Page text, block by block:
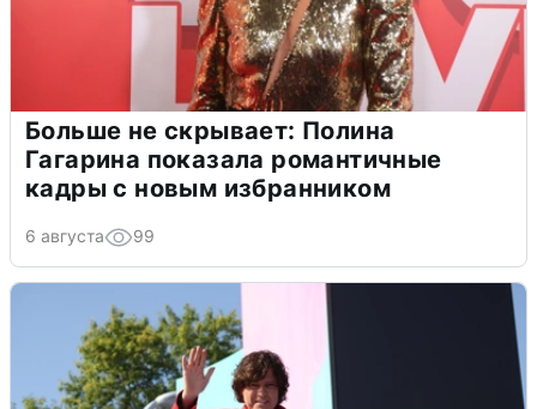
Больше не скрывает: Полина
Гагарина показала романтичные
кадры с новым избранником
6 августа 99